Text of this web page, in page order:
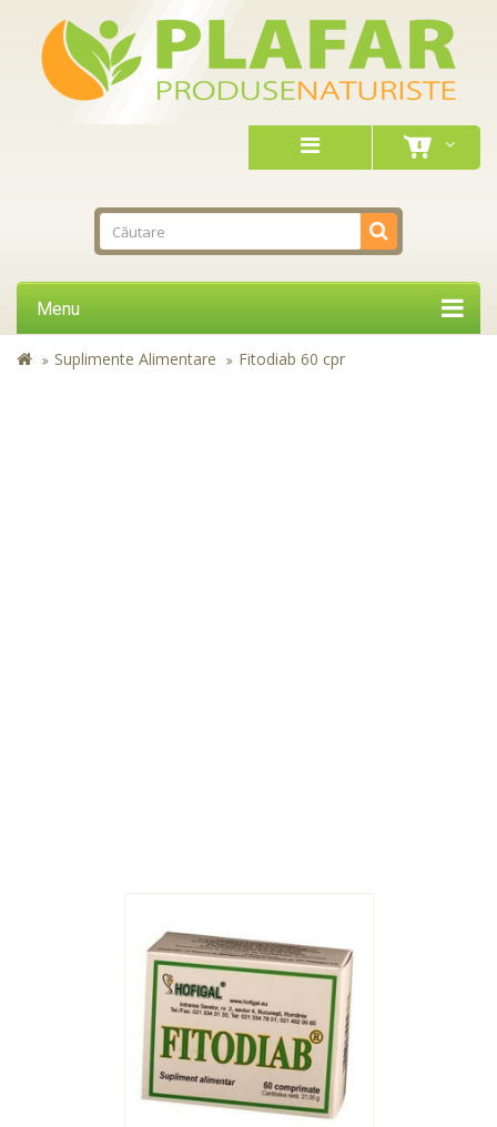
Menu
Suplimente Alimentare Fitodiab 60 cpr